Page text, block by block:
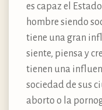
es capaz el
hombre siendo
tiene una gran
siente, piensa y
tienen una
sociedad de sus
aborto o la